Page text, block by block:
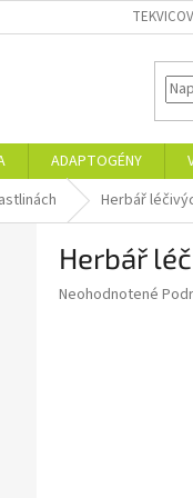
ADAPTOGÉNY
Herbář
Herbář
Priemerné
Neohodnotené